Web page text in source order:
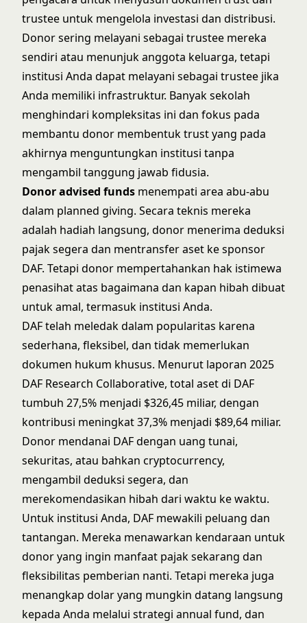
trustee untuk mengelola investasi dan distribusi.
Donor sering melayani sebagai trustee mereka
sendiri atau menunjuk anggota keluarga, tetapi
institusi Anda dapat melayani sebagai trustee jika
Anda memiliki infrastruktur. Banyak sekolah
menghindari kompleksitas ini dan fokus pada
membantu donor membentuk trust yang pada
akhirnya menguntungkan institusi tanpa
mengambil tanggung jawab fidusia.
Donor advised funds menempati area abu-abu
dalam planned giving. Secara teknis mereka
adalah hadiah langsung, donor menerima deduksi
pajak segera dan mentransfer aset ke sponsor
DAF. Tetapi donor mempertahankan hak istimewa
penasihat atas bagaimana dan kapan hibah dibuat
untuk amal, termasuk institusi Anda.
DAF telah meledak dalam popularitas karena
sederhana, fleksibel, dan tidak memerlukan
dokumen hukum khusus. Menurut laporan 2025
DAF Research Collaborative, total aset di DAF
tumbuh 27,5% menjadi $326,45 miliar, dengan
kontribusi meningkat 37,3% menjadi $89,64 miliar.
Donor mendanai DAF dengan uang tunai,
sekuritas, atau bahkan cryptocurrency,
mengambil deduksi segera, dan
merekomendasikan hibah dari waktu ke waktu.
Untuk institusi Anda, DAF mewakili peluang dan
tantangan. Mereka menawarkan kendaraan untuk
donor yang ingin manfaat pajak sekarang dan
fleksibilitas pemberian nanti. Tetapi mereka juga
menangkap dolar yang mungkin datang langsung
kepada Anda melalui strategi annual fund, dan